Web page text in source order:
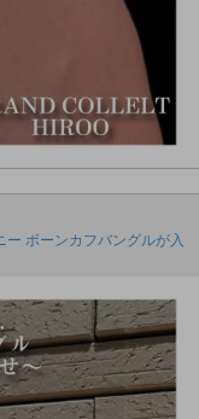
ー ボーンカフバングルが入